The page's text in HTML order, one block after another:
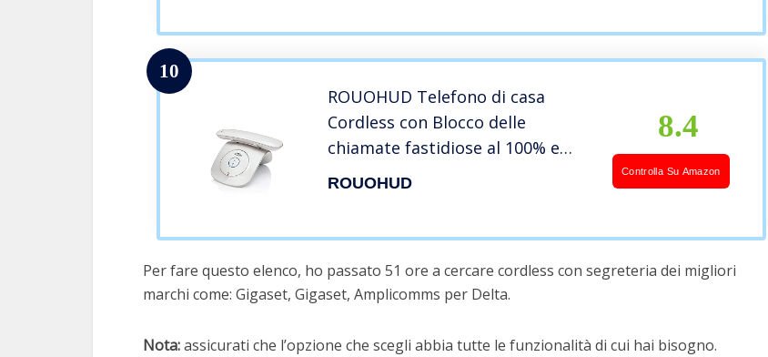
10
ROUOHUD Telefono di casa
Cordless con Blocco delle
chiamate fastidiose al 100% e
segreteria telefonica, Telefono
ROUOHUD
8.4
Controlla Su Amazon
Per fare questo elenco, ho passato 51 ore a cercare cordless con segreteria dei migliori
marchi come: Gigaset, Gigaset, Amplicomms per Delta.
Nota:assicurati che l’opzione che scegli abbia tutte le funzionalità di cui hai bisogno.